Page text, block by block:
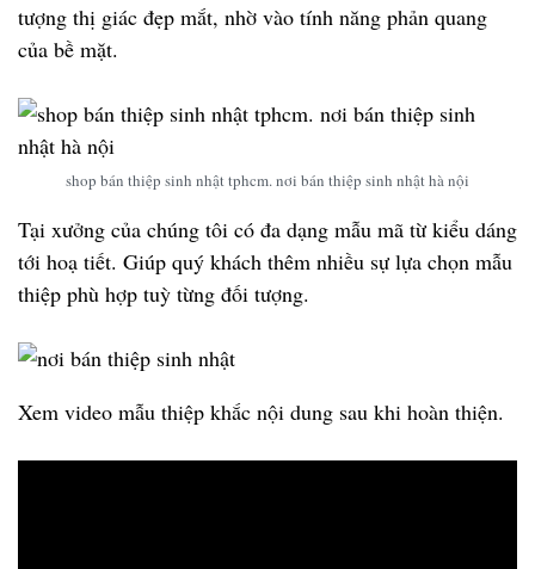
tượng thị giác đẹp mắt, nhờ vào tính năng phản quang
của bề mặt.
shop bán thiệp sinh nhật tphcm. nơi bán thiệp sinh nhật hà nội
Tại xưởng của chúng tôi có đa dạng mẫu mã từ kiểu dáng
tới hoạ tiết. Giúp quý khách thêm nhiều sự lựa chọn mẫu
thiệp phù hợp tuỳ từng đối tượng.
Xem video mẫu thiệp khắc nội dung sau khi hoàn thiện.